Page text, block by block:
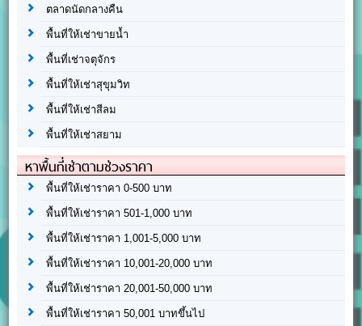
ตลาดนัดกลางคืน
พื้นที่ให้เช่าขายน้ำ
พื้นที่เช่าจตุจักร
พื้นที่ให้เช่าสุขุมวิท
พื้นที่ให้เช่าสีลม
พื้นที่ให้เช่าสยาม
หาพื้นที่เช่าตามช่วงราคา
พื้นที่ให้เช่าราคา 0-500 บาท
พื้นที่ให้เช่าราคา 501-1,000 บาท
พื้นที่ให้เช่าราคา 1,001-5,000 บาท
พื้นที่ให้เช่าราคา 10,001-20,000 บาท
พื้นที่ให้เช่าราคา 20,001-50,000 บาท
พื้นที่ให้เช่าราคา 50,001 บาทขึ้นไป